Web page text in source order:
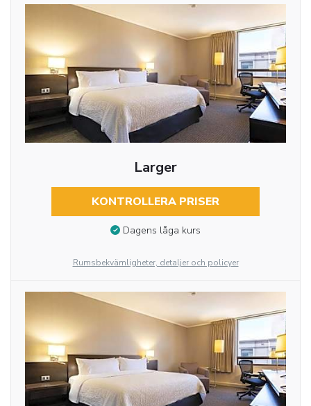
Larger
KONTROLLERA PRISER
Dagens låga kurs
Rumsbekvämligheter, detaljer och policyer